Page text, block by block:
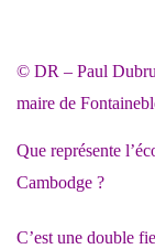
© DR – Paul
maire de
Que représente
Cambodge ?
C’est une double